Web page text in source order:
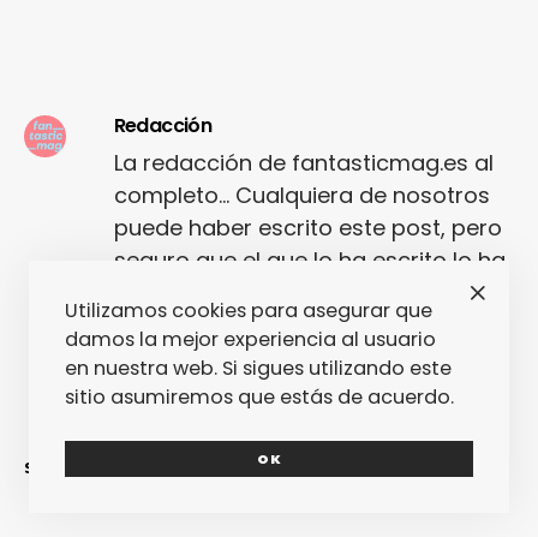
Redacción
La redacción de fantasticmag.es al
completo... Cualquiera de nosotros
puede haber escrito este post, pero
seguro que el que lo ha escrito lo ha
SINCERAMENTE
Utilizamos cookies para asegurar que
damos la mejor experiencia al usuario
en nuestra web. Si sigues utilizando este
sitio asumiremos que estás de acuerdo.
OK